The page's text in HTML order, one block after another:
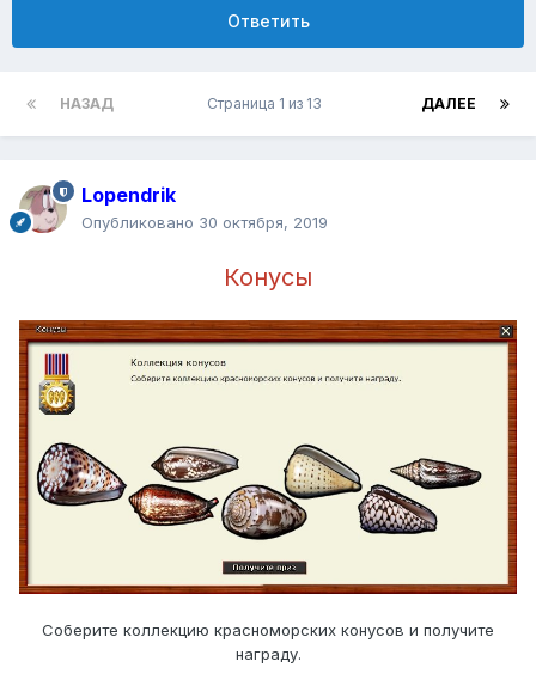
Ответить
НАЗАД ДАЛЕЕ
Страница 1 из 13
Lopendrik
Опубликовано 30 октября, 2019
Конусы
Соберите коллекцию красноморских конусов и получите
награду.